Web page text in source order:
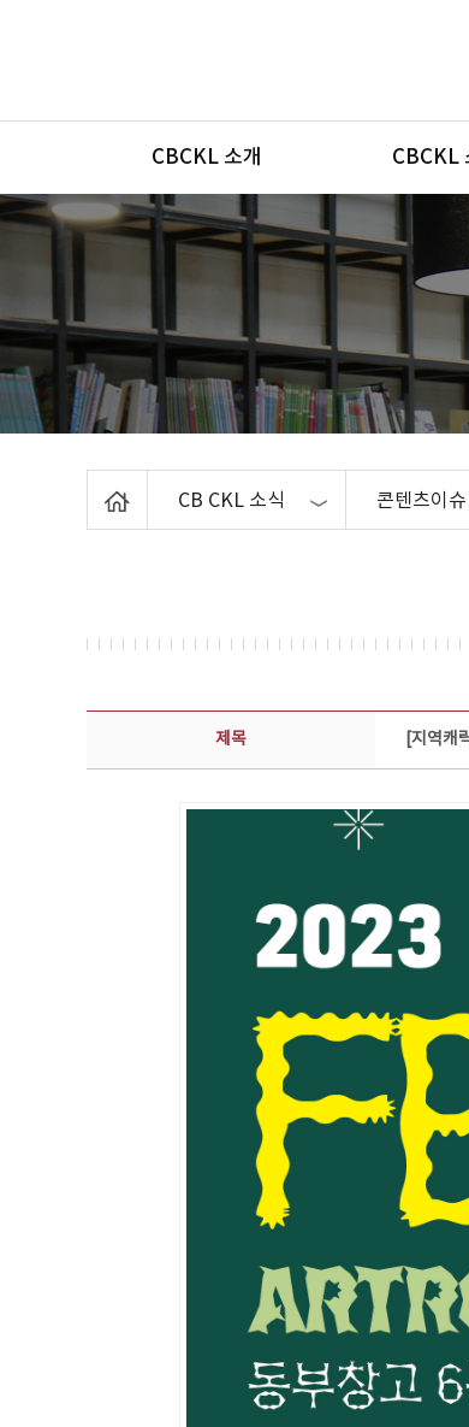
메뉴
CBCKL 소개 CBCKL
CB CKL 소식 콘텐츠이슈
콘텐츠이슈 상세보기 - 제목, 담당부서, 담당자, 담당연락처, 내용, 첨부파일 정보 제공
제목 [지역캐